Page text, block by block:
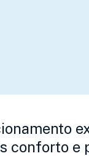
conforto e